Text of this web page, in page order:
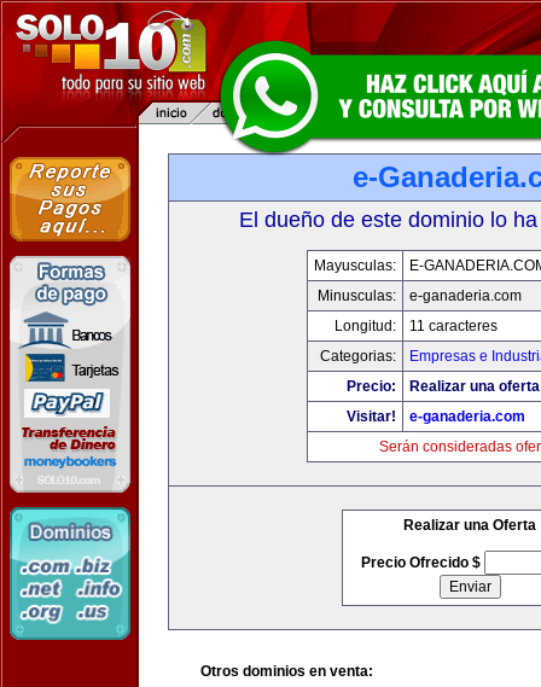
e-
El dueño de este dominio lo
Mayusculas:
E-
Minusculas:
e-ganaderia.com
Longitud:
11 caracteres
Categorias:
Empresas e
Precio:
Realizar una
Visitar!
e-ganaderia.com
Serán consideradas
Realizar una Oferta
Precio Ofrecido $
Otros dominios en venta: